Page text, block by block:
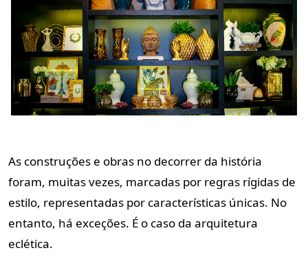
As construções e obras no decorrer da história
foram, muitas vezes, marcadas por regras rígidas de
estilo, representadas por características únicas. No
entanto, há exceções. É o caso da arquitetura
eclética.